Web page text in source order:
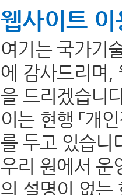
웹사이트
여기는 국가기
에 감사드리며,
을 드리겠습니
이는 현행 「개
를 두고 있습니
우리 원에서 운
의 설명이 없는